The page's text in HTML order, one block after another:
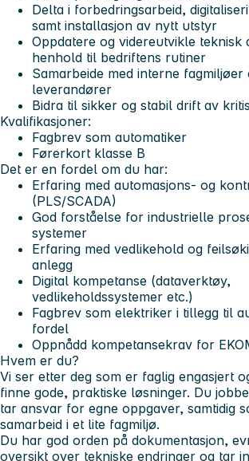
Delta i forbedringsarbeid,
samt installasjon av nytt utstyr
Oppdatere og videreutvikle teknisk
henhold til bedriftens rutiner
Samarbeide med interne fagmiljøer
leverandører
Bidra til sikker og stabil drift av
Kvalifikasjoner:
Fagbrev som automatiker
Førerkort klasse B
Det er en fordel om du har:
Erfaring med automasjons- og
(PLS/SCADA)
God forståelse for industrielle
systemer
Erfaring med vedlikehold og
anlegg
Digital kompetanse (dataverktøy,
vedlikeholdssystemer etc.)
Fagbrev som elektriker i tillegg til
fordel
Oppnådd kompetansekrav for
Hvem er du?
Vi ser etter deg som er faglig engasjert
finne gode, praktiske løsninger. Du
tar ansvar for egne oppgaver, samtidig
samarbeid i et lite fagmiljø.
Du har god orden på dokumentasjon,
oversikt over tekniske endringer og tar